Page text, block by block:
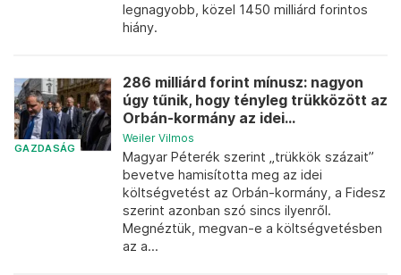
legnagyobb, közel 1450 milliárd forintos
hiány.
GAZDASÁG
286 milliárd forint mínusz: nagyon
úgy tűnik, hogy tényleg trükközött az
Orbán-kormány az idei...
Weiler Vilmos
Magyar Péterék szerint „trükkök százait”
bevetve hamisította meg az idei
költségvetést az Orbán-kormány, a Fidesz
szerint azonban szó sincs ilyenről.
Megnéztük, megvan-e a költségvetésben
az a...